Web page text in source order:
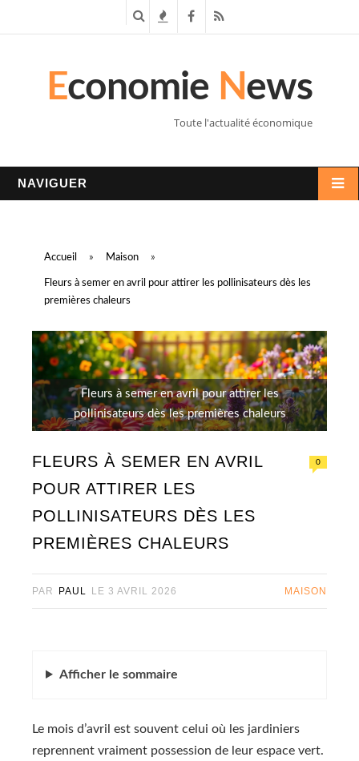
c n
s
F
c
R
S
Economie News
Toute l'actualité économique
NAVIGUER
Accueil » Maison »
Fleurs à semer en avril pour attirer les pollinisateurs dès les
premières chaleurs
Fleurs à semer en avril pour attirer les
pollinisateurs dès les premières chaleurs
FLEURS À SEMER EN AVRIL
POUR ATTIRER LES
POLLINISATEURS DÈS LES
PREMIÈRES CHALEURS
0
PAR PAUL LE 3 AVRIL 2026 MAISON
Afficher le sommaire
Le mois d’avril est souvent celui où les jardiniers
reprennent vraiment possession de leur espace vert.